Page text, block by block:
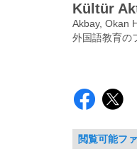
Kültür
Akbay, Okan
外国語教育の
閲覧可能フ